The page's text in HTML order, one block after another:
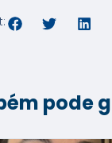
pode